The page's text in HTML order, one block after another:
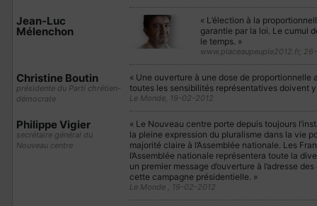
Jean-Luc
Mélenchon
« L’élection à la
garantie par la loi. Le cumul
le temps. »
www.placeaupeuple2012.fr,
Christine Boutin
présidente du Parti chrétien-
démocrate
« Une ouverture à une dose de
toutes les sensibilités représentatives doivent
Le Monde, 19-02-2012
Philippe Vigier
secrétaire général du
Nouveau centre
« Le Nouveau centre porte depuis toujours
la pleine expression du pluralisme dans la vie
majorité claire à l’Assemblée nationale. Les
l’Assemblée nationale représentera toute la
un premier message d’ouverture à l’adresse
cette campagne présidentielle. »
Le Monde , 19-02-2012